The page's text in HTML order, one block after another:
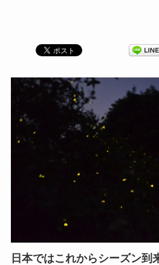
日本ではこれからシーズン到